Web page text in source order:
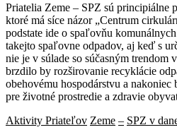
Priatelia Zeme – SPZ sú principiálne
ktoré má síce názor „Centrum
podstate ide o spaľovňu
takejto spaľovne odpadov, aj keď s
nie je v súlade so súčasným trendom
brzdilo by rozširovanie recyklácie
obehovému hospodárstvu a
pre životné prostredie a zdravie
Aktivity Priateľov Zeme – SPZ v